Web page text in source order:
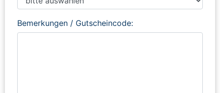
Bemerkungen / Gutscheincode: